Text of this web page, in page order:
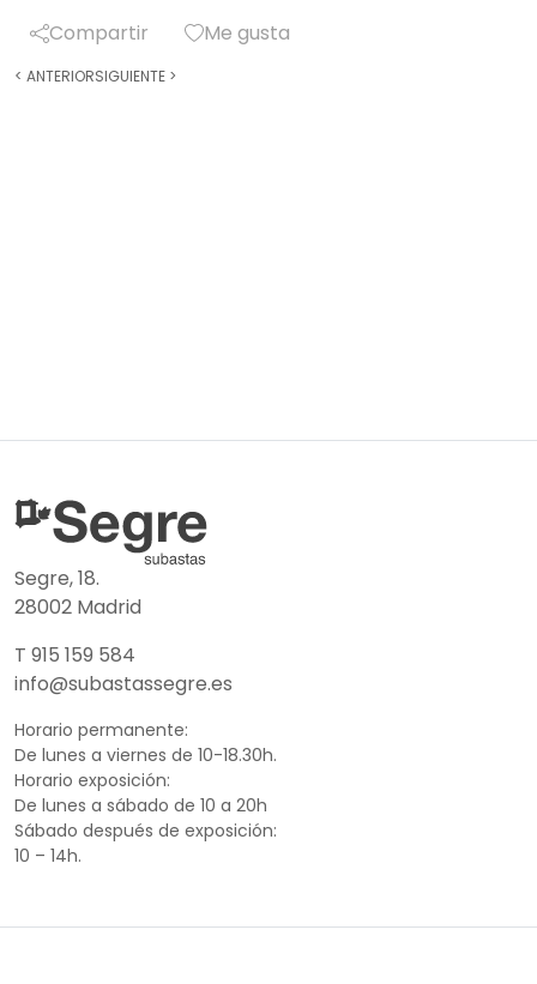
Compartir Me gusta
< ANTERIORSIGUIENTE >
Segre, 18.
28002 Madrid
T 915 159 584
info@subastassegre.es
Horario permanente:
De lunes a viernes de 10-18.30h.
Horario exposición:
De lunes a sábado de 10 a 20h
Sábado después de exposición:
10 – 14h.